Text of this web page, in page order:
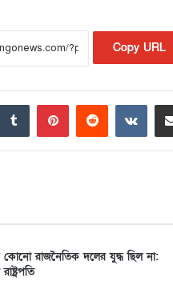
Copy URL
VKontakte
কোনো রাজনৈতিক দলের যুদ্ধ ছিল না: